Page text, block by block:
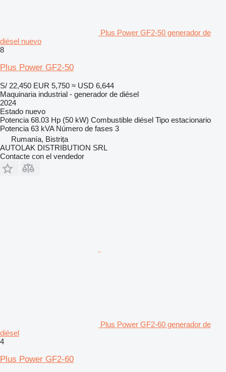
Plus Power GF2-50 generador de
diésel nuevo
8
Plus Power GF2-50
S/ 22,450 EUR 5,750 ≈ USD 6,644
Maquinaria industrial - generador de diésel
2024
Estado nuevo
Potencia 68.03 Hp (50 kW) Combustible diésel Tipo estacionario
Potencia 63 kVA Número de fases 3
Rumanía, Bistrița
AUTOLAK DISTRIBUTION SRL
Contacte con el vendedor
Plus Power GF2-60 generador de
diésel
4
Plus Power GF2-60